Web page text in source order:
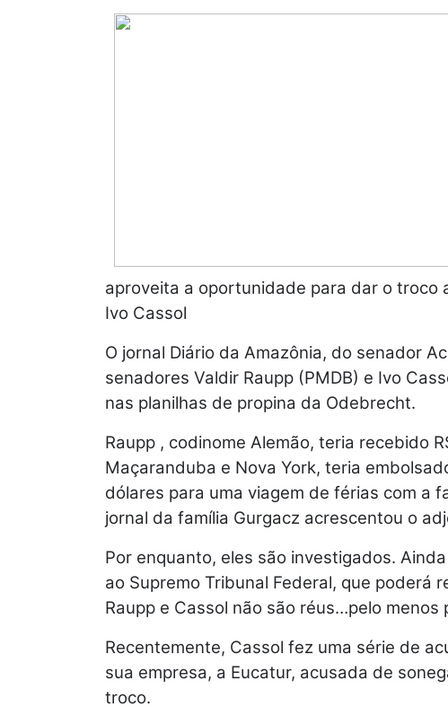
aproveita a oportunidade para dar o troco
Ivo Cassol
O jornal Diário da Amazônia, do senador
senadores Valdir Raupp (PMDB) e Ivo
nas planilhas de propina da Odebrecht.
Raupp , codinome Alemão, teria recebido
Maçaranduba e Nova York, teria
dólares para uma viagem de férias com a
jornal da família Gurgacz acrescentou o
Por enquanto, eles são investigados.
ao Supremo Tribunal Federal, que poderá
Raupp e Cassol não são réus…pelo menos
Recentemente, Cassol fez uma série de
sua empresa, a Eucatur, acusada de
troco.